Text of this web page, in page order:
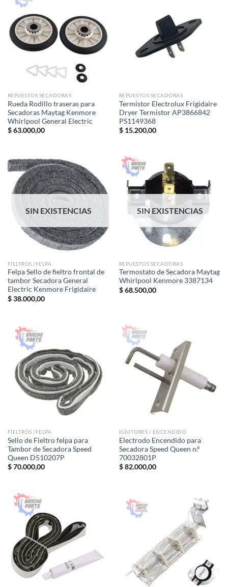
REPUESTOS SECADORAS
Rueda Rodillo traseras para
Secadoras Maytag Kenmore
Whirlpool General Electric
$63.000,00
REPUESTOS SECADORAS
Termistor Electrolux Frigidaire
Dryer Termistor AP3866842
PS1149368
$15.200,00
SIN EXISTENCIAS
FIELTROS /FELPA
Felpa Sello de fieltro frontal de
tambor Secadora General
Electric Kenmore Frigidaire
$38.000,00
SIN EXISTENCIAS
REPUESTOS SECADORAS
Termostato de Secadora Maytag
Whirlpool Kenmore 3387134
$68.500,00
FIELTROS /FELPA
Sello de Fieltro felpa para
Tambor de Secadora Speed ​​
Queen D510207P
$70.000,00
IGNITORES / ENCENDIDO
Electrodo Encendido para
Secadora Speed ​​Queen n.º
70032801P
$82.000,00